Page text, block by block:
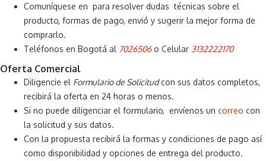
Comuníquese en para resolver dudas técnicas sobre el
producto, formas de pago, envió y sugerir la mejor forma de
comprarlo.
Teléfonos en Bogotá al 7026506o Celular 3132222170
Oferta Comercial
Diligencie el Formulario de Solicitudcon sus datos completos,
recibirá la oferta en 24 horas o menos.
Si no puede diligenciar el formulario, envíenos un correo con
la solicitud y sus datos.
Con la propuesta recibirá la formas y condiciones de pago así
como disponibilidad y opciones de entrega del producto.